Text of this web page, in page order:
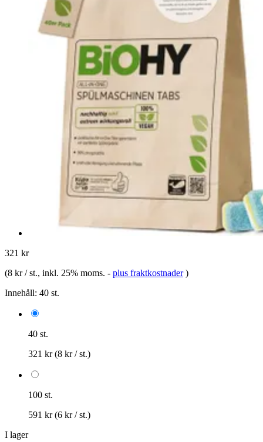
321 kr
(8 kr / st., inkl. 25% moms. - plus fraktkostnader )
Innehåll: 40 st.
40 st.
321 kr(8 kr / st.)
100 st.
591 kr(6 kr / st.)
I lager